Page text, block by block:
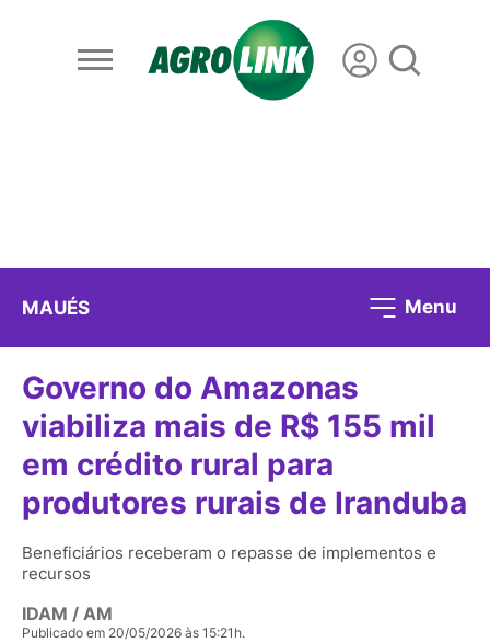
MAUÉS Menu
Governo do Amazonas
viabiliza mais de R$ 155 mil
em crédito rural para
produtores rurais de Iranduba
Beneficiários receberam o repasse de implementos e
recursos
IDAM / AM
Publicado em 20/05/2026 às 15:21h.